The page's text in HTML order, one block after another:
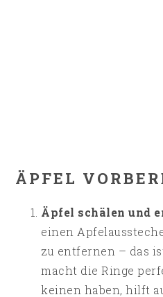
ÄPFEL
Äpfel schälen und
einen
zu entfernen – das
macht die Ringe
keinen haben, hilft